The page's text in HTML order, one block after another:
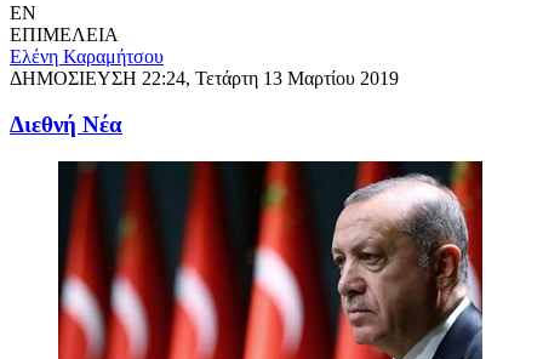
EN
ΕΠΙΜΕΛΕΙΑ
Ελένη Καραμήτσου
ΔΗΜΟΣΙΕΥΣΗ 22:24, Τετάρτη 13 Μαρτίου 2019
Διεθνή Νέα